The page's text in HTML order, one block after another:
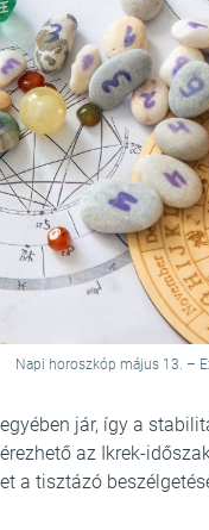
Napi horoszkóp május 13. –
jár, így a
az Ikrek-
a tisztázó